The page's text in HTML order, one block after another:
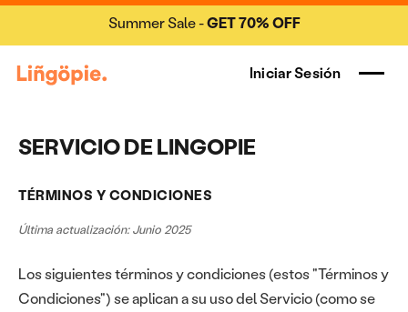
Summer Sale -GET 70% OFF
Iniciar Sesión
SERVICIO DE LINGOPIE
TÉRMINOS Y CONDICIONES
Última actualización: Junio 2025
Los siguientes términos y condiciones (estos "Términos y
Condiciones") se aplican a su uso del Servicio (como se